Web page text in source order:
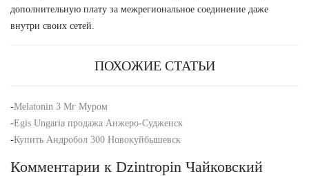
дополнительную плату за межрегиональное соединение даже
внутри своих сетей.
ПОХОЖИЕ СТАТЬИ
-Melatonin 3 Мг Муром
-Egis Ungaria продажа Анжеро-Судженск
-Купить Андробол 300 Новокуйбышевск
Комментарии к Dzintropin Чайковский